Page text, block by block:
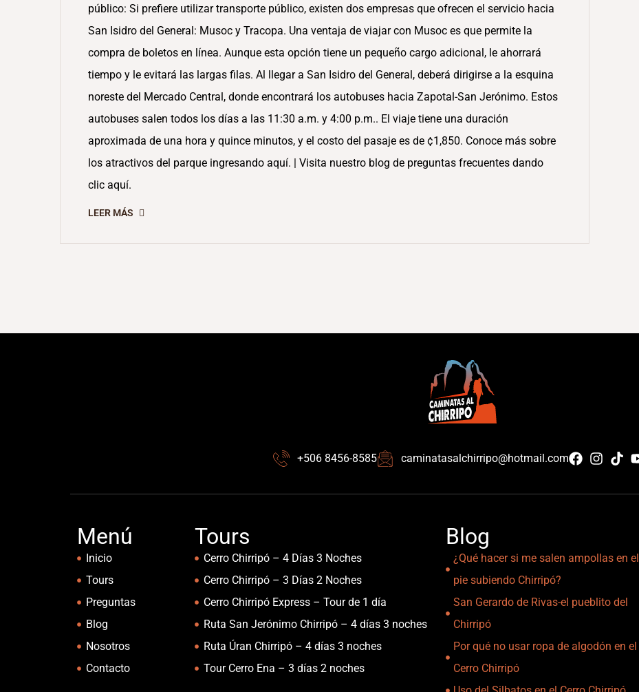
público: Si prefiere utilizar transporte público, existen dos empresas que ofrecen el servicio hacia
San Isidro del General: Musoc y Tracopa. Una ventaja de viajar con Musoc es que permite la
compra de boletos en línea. Aunque esta opción tiene un pequeño cargo adicional, le ahorrará
tiempo y le evitará las largas filas. Al llegar a San Isidro del General, deberá dirigirse a la esquina
noreste del Mercado Central, donde encontrará los autobuses hacia Zapotal-San Jerónimo. Estos
autobuses salen todos los días a las 11:30 a.m. y 4:00 p.m.. El viaje tiene una duración
aproximada de una hora y quince minutos, y el costo del pasaje es de ¢1,850. Conoce más sobre
los atractivos del parque ingresando aquí. | Visita nuestro blog de preguntas frecuentes dando
clic aquí.
LEER MÁS
+506 8456-8585 caminatasalchirripo@hotmail.com
Menú
Inicio
Tours
Preguntas
Blog
Nosotros
Contacto
Tours
Cerro Chirripó – 4 Días 3 Noches
Cerro Chirripó – 3 Días 2 Noches
Cerro Chirripó Express – Tour de 1 día
Ruta San Jerónimo Chirripó – 4 días 3 noches
Ruta Úran Chirripó – 4 días 3 noches
Tour Cerro Ena – 3 días 2 noches
Blog
¿Qué hacer si me salen ampollas en el
pie subiendo Chirripó?
San Gerardo de Rivas-el pueblito del
Chirripó
Por qué no usar ropa de algodón en el
Cerro Chirripó